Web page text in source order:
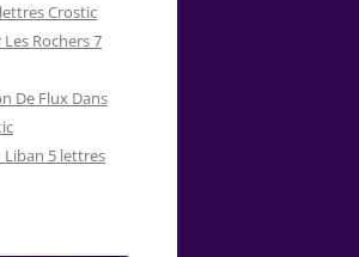
Crostic
Rochers 7
De Flux Dans
5 lettres